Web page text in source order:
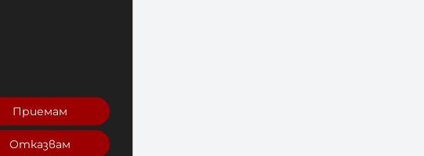
Приемам
Отказвам